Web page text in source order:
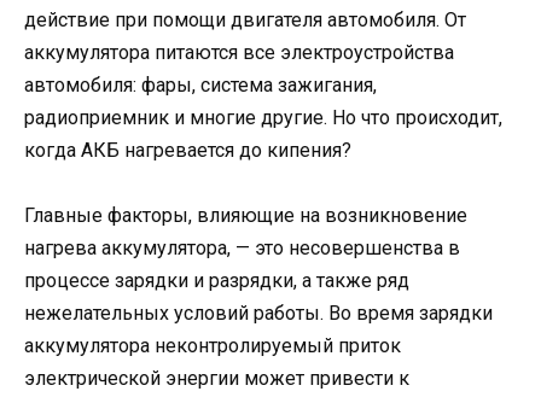
действие при помощи двигателя автомобиля. От
аккумулятора питаются все электроустройства
автомобиля: фары, система зажигания,
радиоприемник и многие другие. Но что происходит,
когда АКБ нагревается до кипения?
Главные факторы, влияющие на возникновение
нагрева аккумулятора, — это несовершенства в
процессе зарядки и разрядки, а также ряд
нежелательных условий работы. Во время зарядки
аккумулятора неконтролируемый приток
электрической энергии может привести к